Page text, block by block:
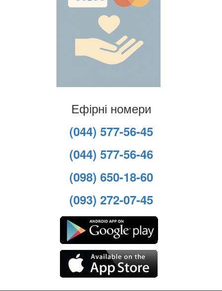
Ефірні номери
(044) 577-56-45
(044) 577-56-46
(098) 650-18-60
(093) 272-07-45